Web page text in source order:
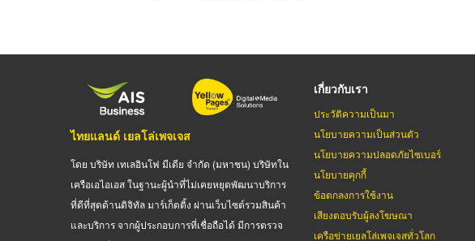
ไทยแลนด์ เยลโล่เพจเจส
โดย บริษัท เทเลอินโฟ มีเดีย จำกัด (มหาชน) บริษัทใน
เครือเอไอเอส ในฐานะผู้นำที่ไม่เคยหยุดพัฒนาบริการ
ที่ดีที่สุดด้านดิจิทัล มาร์เก็ตติ้ง ผ่านเว็บไซต์รวมสินค้า
และบริการ จากผู้ประกอบการที่เชื่อถือได้ มีการตรวจ
เกี่ยวกับเรา
ประวัติความเป็นมา
นโยบายความเป็นส่วนตัว
นโยบายความปลอดภัยไซเบอร์
นโยบายคุกกี้
ข้อตกลงการใช้งาน
เสียงตอบรับผู้ลงโฆษณา
เครือข่ายเยลโล่เพจเจสทั่วโลก